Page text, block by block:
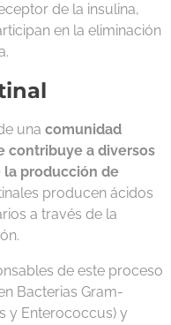
de la insulina,
en la eliminación
una comunidad
contribuye a diversos
producción de
producen ácidos
a través de la
de este proceso
Bacterias Gram-
y Enterococcus) y